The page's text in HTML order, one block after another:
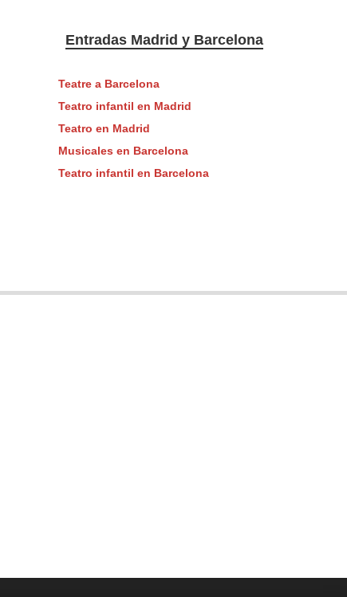
Entradas Madrid y Barcelona
Teatre a Barcelona
Teatro infantil en Madrid
Teatro en Madrid
Musicales en Barcelona
Teatro infantil en Barcelona